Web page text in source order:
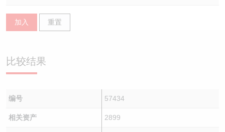
加入 重置
比较结果
编号 57434
相关资产 2899
认股证/牛熊证日志
认股证文件及公告 (瑞信)
牛熊证到期结算价查找
牛熊证速算机
牛熊证文件及公告 (瑞信)
中资ETFs溢价比较
即市板块表现
收市竞价变化